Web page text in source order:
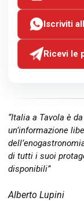
Iscriviti
Ricevi le
“Italia a Tavola è
un’informazione
di tutti i suoi
disponibili”
Alberto Lupini